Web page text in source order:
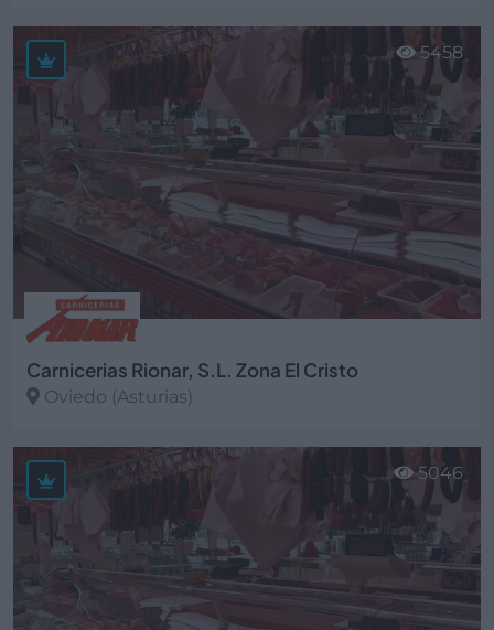
Ver más
Carnicerias Rionar, S.L. Zona El Cristo
Oviedo (Asturias)
Ver más
5458
5046